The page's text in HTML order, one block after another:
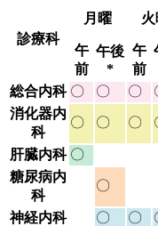
診療科
月曜
午
前
午後
*
午
前
総合内科 〇 〇 〇
消化器内
科
〇 〇 〇
肝臓内科 〇
糖尿病内
科
〇
神経内科 〇 〇